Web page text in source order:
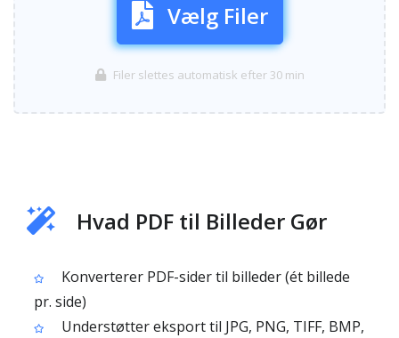
Vælg Filer
Filer slettes automatisk efter 30 min
Hvad PDF til Billeder Gør
Konverterer PDF-sider til billeder (ét billede
pr. side)
Understøtter eksport til JPG, PNG, TIFF, BMP,